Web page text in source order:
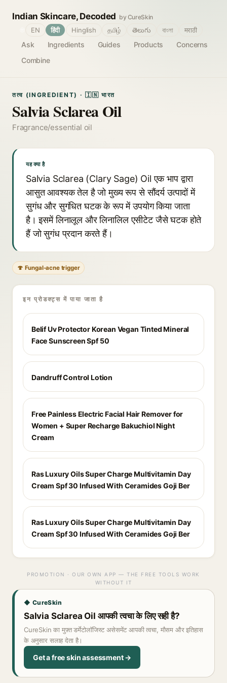
Indian Skincare, Decoded by CureSkin
Ask Ingredients Guides Products
Concerns
Combine
EN हिंदी Hinglish தமிழ் తెలుగు বাংলা मराठी
तत्व (INGREDIENT) · 🇮🇳 भारत
Salvia Sclarea Oil
Fragrance/essential oil
यह क्या है
Salvia Sclarea (Clary Sage) Oil एक भाप द्वारा
आसुत आवश्यक तेल है जो मुख्य रूप से सौंदर्य उत्पादों में
सुगंध और सुगंधित घटक के रूप में उपयोग किया जाता
है। इसमें लिनालूल और लिनालिल एसीटेट जैसे घटक होते
हैं जो सुगंध प्रदान करते हैं।
🍄 Fungal-acne trigger
इन प्रोडक्ट्स में पाया जाता है
Belif Uv Protector Korean Vegan Tinted Mineral
Face Sunscreen Spf 50
Dandruff Control Lotion
Free Painless Electric Facial Hair Remover for
Women + Super Recharge Bakuchiol Night
Cream
Ras Luxury Oils Super Charge Multivitamin Day
Cream Spf 30 Infused With Ceramides Goji Ber
Ras Luxury Oils Super Charge Multivitamin Day
Cream Spf 30 Infused With Ceramides Goji Ber
PROMOTION · OUR OWN APP — THE FREE TOOLS WORK
WITHOUT IT
◆ CureSkin
Salvia Sclarea Oil आपकी त्वचा के लिए सही है?
CureSkin का मुफ़्त डर्मेटोलॉजिस्ट असेसमेंट आपकी त्वचा, मौसम और इतिहास
के अनुसार सलाह देता है।
Get a free skin assessment →